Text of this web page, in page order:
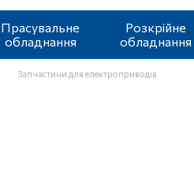
Прасувальне
обладнання
Розкрійне
обладнання
Запчастини для електроприводів